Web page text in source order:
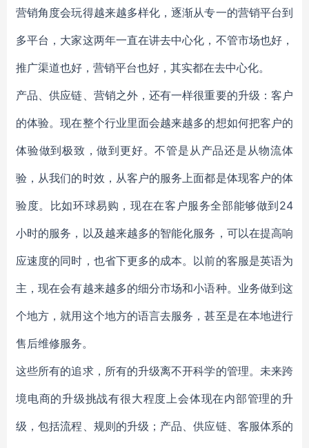
营销角度会玩得越来越多样化，逐渐从专一的营销平台到
多平台，大家这两年一直在讲去中心化，不管市场也好，
推广渠道也好，营销平台也好，其实都在去中心化。
产品、供应链、营销之外，还有一样很重要的升级：客户
的体验。现在整个行业里面会越来越多的想如何把客户的
体验做到极致，做到更好。不管是从产品还是从物流体
验，从我们的时效，从客户的服务上面都是体现客户的体
验度。比如环球易购，现在在客户服务全部能够做到24
小时的服务，以及越来越多的智能化服务，可以在提高响
应速度的同时，也省下更多的成本。以前的客服是英语为
主，现在会有越来越多的细分市场和小语种。业务做到这
个地方，就用这个地方的语言去服务，甚至是在本地进行
售后维修服务。
这些所有的追求，所有的升级离不开科学的管理。未来跨
境电商的升级挑战有很大程度上会体现在内部管理的升
级，包括流程、规则的升级；产品、供应链、客服体系的